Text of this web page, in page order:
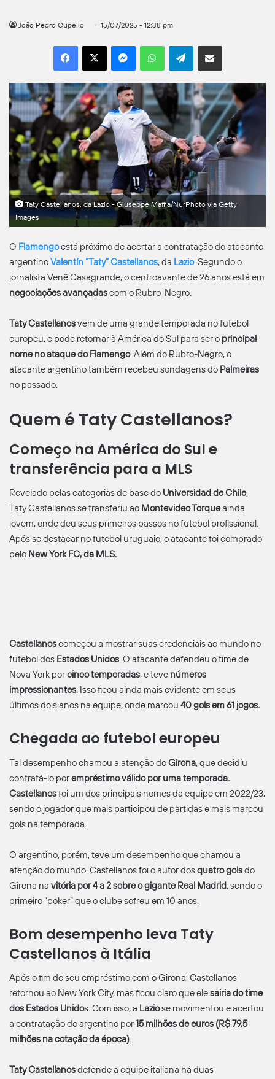
João Pedro Cupello 15/07/2025 - 12:38 pm
Facebook
X MessengerWhatsAppTelegramCompartilhar por e-mail
Taty Castellanos, da Lazio - Giuseppe Maffia/NurPhoto via Getty
Images
O Flamengoestá próximo de acertar a contratação do atacante
argentinoValentín “Taty” Castellanos, da Lazio. Segundo o
jornalista Venê Casagrande, o centroavante de 26 anos está em
negociações avançadascom o Rubro-Negro.
Taty Castellanosvem de uma grande temporada no futebol
europeu, e pode retornar à América do Sul para ser o principal
nome no ataque do Flamengo. Além do Rubro-Negro, o
atacante argentino também recebeu sondagens do Palmeiras
no passado.
Quem é Taty Castellanos?
Começo na América do Sul e
transferência para a MLS
Revelado pelas categorias de base do Universidad de Chile,
Taty Castellanos se transferiu ao Montevideo Torqueainda
jovem, onde deu seus primeiros passos no futebol profissional.
Após se destacar no futebol uruguaio, o atacante foi comprado
pelo New York FC, da MLS.
Castellanoscomeçou a mostrar suas credenciais ao mundo no
futebol dos Estados Unidos. O atacante defendeu o time de
Nova York porcinco temporadas, e teve números
impressionantes. Isso ficou ainda mais evidente em seus
últimos dois anos na equipe, onde marcou 40 gols em 61 jogos.
Chegada ao futebol europeu
Tal desempenho chamou a atenção doGirona, que decidiu
contratá-lo porempréstimo válido por uma temporada.
Castellanosfoi um dos principais nomes da equipe em 2022/23,
sendo o jogador que mais participou de partidas e mais marcou
gols na temporada.
O argentino, porém, teve um desempenho que chamou a
atenção do mundo. Castellanos foi o autor dosquatro golsdo
Girona na vitória por 4 a 2 sobre o gigante Real Madrid, sendo o
primeiro “poker” que o clube sofreu em 10 anos.
Bom desempenho leva Taty
Castellanos à Itália
Após o fim de seu empréstimo com o Girona, Castellanos
retornou ao New York City, mas ficou claro que elesairia do time
dos Estados Unidos. Com isso, a Laziose movimentou e acertou
a contratação do argentino por15 milhões de euros (R$ 79,5
milhões na cotação da época).
Taty Castellanosdefende a equipe italiana há duas